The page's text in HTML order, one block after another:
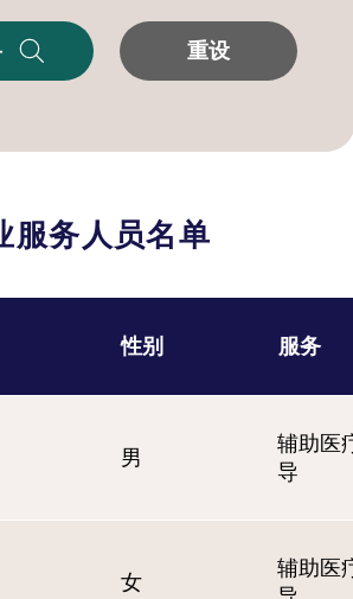
重设
服务人员名单
性别 服务
男
辅助医
导
女
辅助医